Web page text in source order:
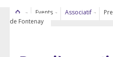
Events Associatif
de Fontenay